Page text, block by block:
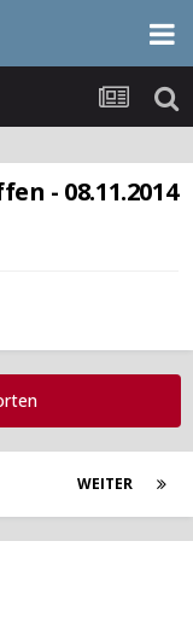
- 08.11.2014
WEITER